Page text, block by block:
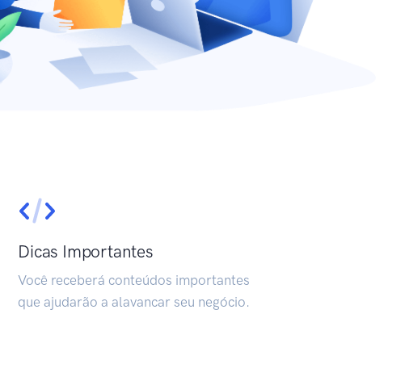
Dicas Importantes
Você receberá conteúdos importantes
que ajudarão a alavancar seu negócio.